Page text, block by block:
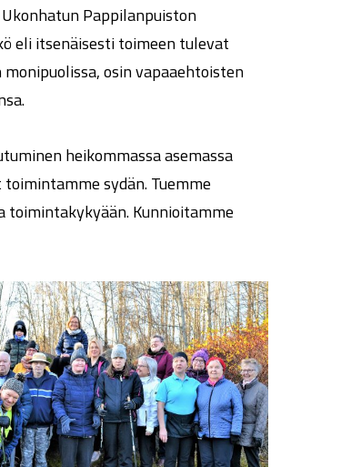
Pappilanpuiston
eli itsenäisesti toimeen tulevat
osin vapaaehtoisten
heikommassa asemassa
sydän. Tuemme
toimintakykyään. Kunnioitamme